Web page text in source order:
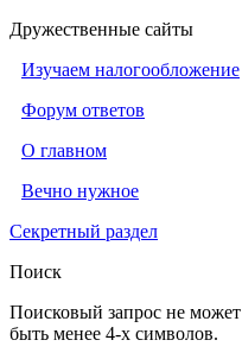
Дружественные сайты
Изучаем налогообложение
Форум ответов
О главном
Вечно нужное
Секретный раздел
Поиск
Поисковый запрос не может
быть менее 4-х символов.